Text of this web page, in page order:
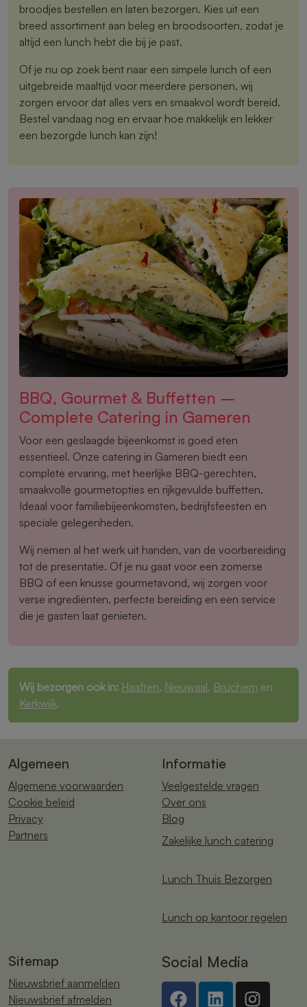
broodjes bestellen en laten bezorgen. Kies uit een
breed assortiment aan beleg en broodsoorten, zodat je
altijd een lunch hebt die bij je past.
Of je nu op zoek bent naar een simpele lunch of een
uitgebreide maaltijd voor meerdere personen, wij
zorgen ervoor dat alles vers en smaakvol wordt bereid.
Bestel vandaag nog en ervaar hoe makkelijk en lekker
een bezorgde lunch kan zijn!
BBQ, Gourmet & Buffetten –
Complete Catering in Gameren
Voor een geslaagde bijeenkomst is goed eten
essentieel. Onze catering in Gameren biedt een
complete ervaring, met heerlijke BBQ-gerechten,
smaakvolle gourmetopties en rijkgevulde buffetten.
Ideaal voor familiebijeenkomsten, bedrijfsfeesten en
speciale gelegenheden.
Wij nemen al het werk uit handen, van de voorbereiding
tot de presentatie. Of je nu gaat voor een zomerse
BBQ of een knusse gourmetavond, wij zorgen voor
verse ingrediënten, perfecte bereiding en een service
die je gasten laat genieten.
Wij bezorgen ook in: Haaften, Nieuwaal, Bruchem en
Kerkwijk.
Algemeen
Algemene voorwaarden
Cookie beleid
Privacy
Partners
Informatie
Veelgestelde vragen
Over ons
Blog
Zakelijke lunch catering
Lunch Thuis Bezorgen
Lunch op kantoor regelen
Sitemap
Nieuwsbrief aanmelden
Nieuwsbrief afmelden
Social Media